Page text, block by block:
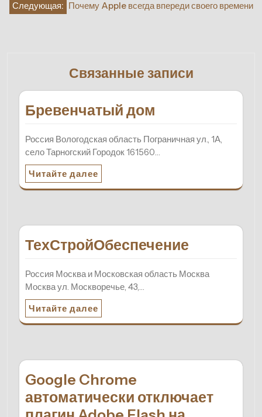
Следующая: Почему Apple всегда впереди своего времени
Связанные записи
Бревенчатый дом
Россия Вологодская область Пограничная ул., 1А,
село Тарногский Городок 161560…
Читайте далее
ТехСтройОбеспечение
Россия Москва и Московская область Москва
Москва ул. Москворечье, 43,…
Читайте далее
Google Chrome
автоматически отключает